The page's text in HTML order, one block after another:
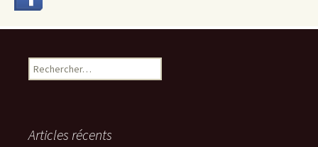
Rechercher :
Articles récents